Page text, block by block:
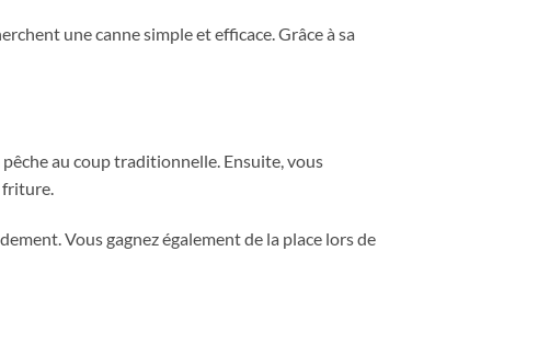
une canne simple et efficace. Grâce à sa
au coup traditionnelle. Ensuite, vous
friture.
Vous gagnez également de la place lors de